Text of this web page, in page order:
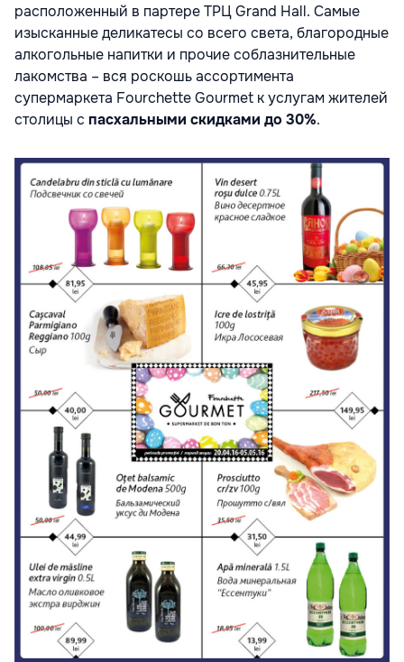
расположенный в партере ТРЦ Grand Hall. Самые
изысканные деликатесы со всего света, благородные
алкогольные напитки и прочие соблазнительные
лакомства – вся роскошь ассортимента
супермаркета Fourchette Gourmet к услугам жителей
столицы с пасхальными скидками до 30%.